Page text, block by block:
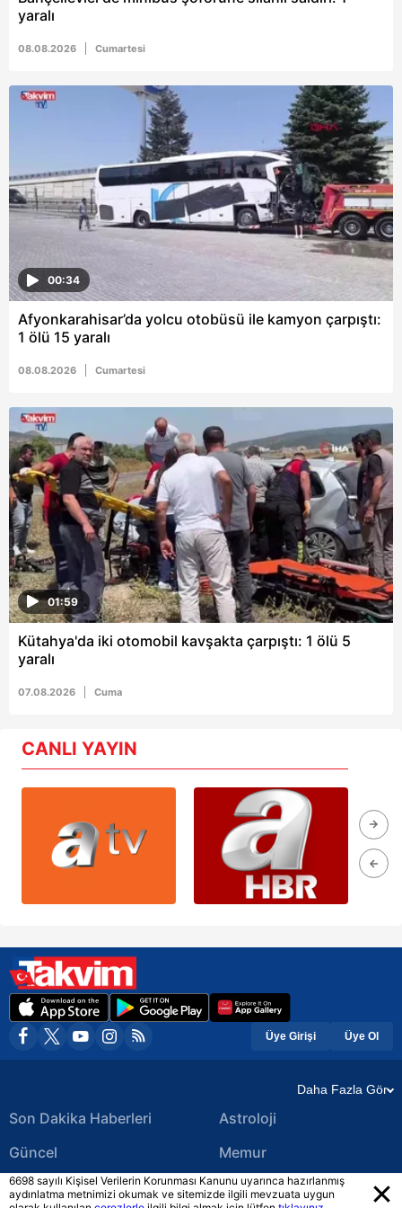
yaralı
08.08.2026 Cumartesi
00:34
Afyonkarahisar’da yolcu otobüsü ile kamyon çarpıştı:
1 ölü 15 yaralı
08.08.2026 Cumartesi
01:59
Kütahya'da iki otomobil kavşakta çarpıştı: 1 ölü 5
yaralı
07.08.2026 Cuma
CANLI YAYIN
Üye Girişi Üye Ol
Daha Fazla Gör
Son Dakika Haberleri
Güncel
Ekonomi Haberleri
Astroloji
Memur
Yerel Haberler
6698 sayılı Kişisel Verilerin Korunması Kanunu uyarınca hazırlanmış
aydınlatma metnimizi okumak ve sitemizde ilgili mevzuata uygun